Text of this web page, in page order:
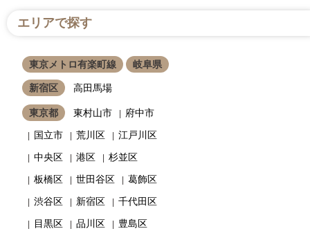
エリアで探す
東京メトロ有楽町線 岐阜県
新宿区 高田馬場
東京都 東村山市
府中市
国立市
荒川区
江戸川区
中央区
港区
杉並区
板橋区
世田谷区
葛飾区
渋谷区
新宿区
千代田区
目黒区
品川区
豊島区